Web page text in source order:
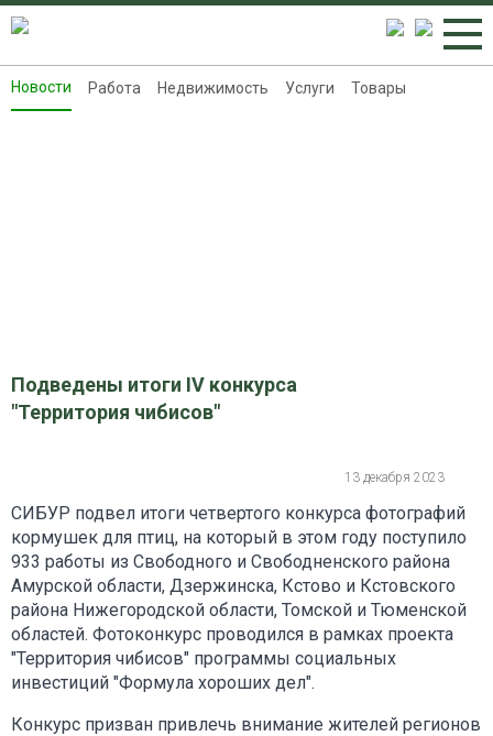
Новости
Новости Работа Недвижимость Услуги Товары
Подведены итоги IV конкурса
"Территория чибисов"
13 декабря 2023
СИБУР подвел итоги четвертого конкурса фотографий
кормушек для птиц, на который в этом году поступило
933 работы из Свободного и Свободненского района
Амурской области, Дзержинска, Кстово и Кстовского
района Нижегородской области, Томской и Тюменской
областей. Фотоконкурс проводился в рамках проекта
"Территория чибисов" программы социальных
инвестиций "Формула хороших дел".
Конкурс призван привлечь внимание жителей регионов